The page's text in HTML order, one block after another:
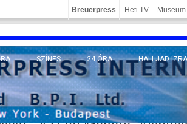
Breuerpress Heti TV
TUDOMÁNY
SZÍNES 24 ÓRA HALLJAD